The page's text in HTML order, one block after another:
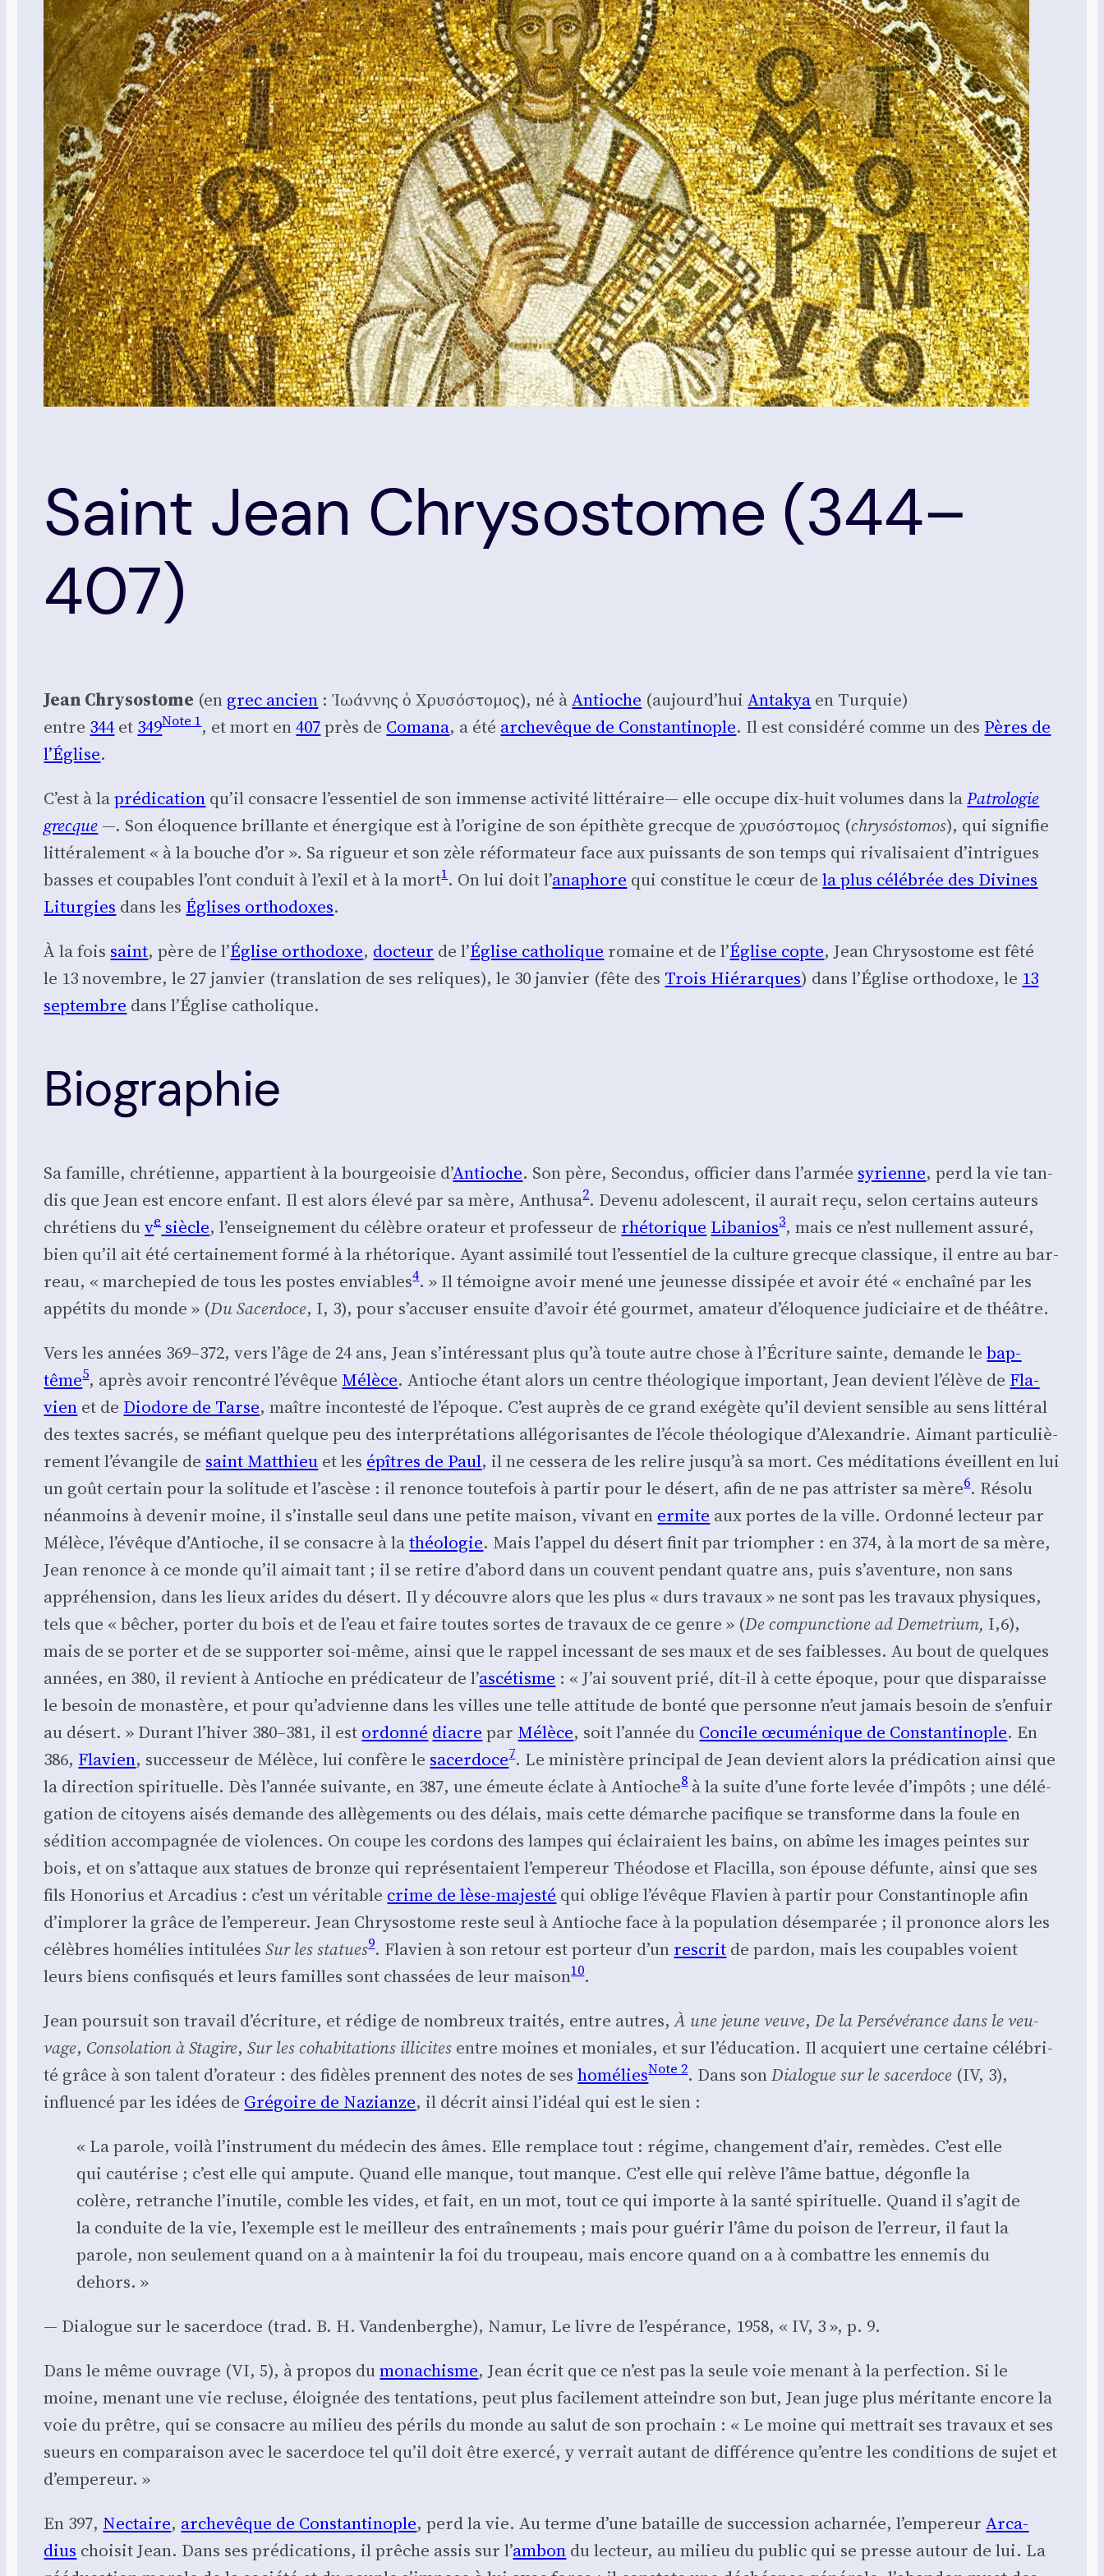
Saint Jean Chrysostome (344–
407)
Jean Chry­so­stome (en grec ancien : Ἰωάννης ὁ Χρυσόστομος), né àAntioche (aujourd’­huiAnta­kya en Tur­quie)
entre 344et 349Note 1, et mort en407près de Coma­na, a été arche­vêque de Constan­ti­nople. Il est consi­dé­ré comme un des Pères de
l’É­glise.
C’est à lapré­di­ca­tion qu’il consacre l’essentiel de son immense acti­vi­té lit­té­raire— elle occupe dix-huit volumes dans laPatro­lo­gie
grecque —. Son élo­quence brillante et éner­gique est à l’o­ri­gine de son épi­thète grecque de χρυσόστομος (chrysó­sto­mos), qui signi­fie
lit­té­ra­le­ment « à la bouche d’or ». Sa rigueur et son zèle réfor­ma­teur face aux puis­sants de son temps qui riva­li­saient d’intrigues
basses et cou­pables l’ont conduit à l’exil et à la mort1. On lui doit l’ana­phore qui consti­tue le cœur dela plus célé­brée des Divines
Litur­gies dans les Églises ortho­doxes.
À la fois saint, père de l’Église ortho­doxe, doc­teur de l’Église catho­lique romaine et de l’Église copte, Jean Chry­so­stome est fêté
le 13 novembre, le 27 jan­vier (trans­la­tion de ses reliques), le 30 jan­vier (fête des Trois Hié­rarques) dans l’Église ortho­doxe, le 13
sep­tembre dans l’Église catho­lique.
Biographie
Sa famille, chré­tienne, appar­tient à la bour­geoi­sie d’Antioche. Son père, Secon­dus, offi­cier dans l’ar­mée syrienne, perd la vie tan­
dis que Jean est encore enfant. Il est alors éle­vé par sa mère, Anthu­sa2. Deve­nu ado­les­cent, il aurait reçu, selon cer­tains auteurs
chré­tiens duvesiècle, l’en­sei­gne­ment du célèbre ora­teur et pro­fes­seur de rhé­to­rique Liba­nios3, mais ce n’est nul­le­ment assu­ré,
bien qu’il ait été cer­tai­ne­ment for­mé à la rhé­to­rique. Ayant assi­mi­lé tout l’essentiel de la culture grecque clas­sique, il entre au bar­
reau, « mar­che­pied de tous les postes enviables4. » Il témoigne avoir mené une jeu­nesse dis­si­pée et avoir été « enchaî­né par les
appé­tits du monde » (Du Sacer­doce, I, 3), pour s’ac­cu­ser ensuite d’a­voir été gour­met, ama­teur d’é­lo­quence judi­ciaire et de théâtre.
Vers les années 369–372, vers l’âge de 24 ans, Jean s’in­té­res­sant plus qu’à toute autre chose à l’Écriture sainte, demande lebap­
tême5, après avoir ren­con­tré l’é­vêque Mélèce. Antioche étant alors un centre théo­lo­gique impor­tant, Jean devient l’é­lève de Fla­
vien et de Dio­dore de Tarse, maître incon­tes­té de l’é­poque. C’est auprès de ce grand exé­gète qu’il devient sen­sible au sens lit­té­ral
des textes sacrés, se méfiant quelque peu des inter­pré­ta­tions allé­go­ri­santes de l’é­cole théo­lo­gique d’A­lexan­drie. Aimant par­ti­cu­liè­
re­ment l’é­van­gile de saint Mat­thieu et les épîtres de Paul, il ne ces­se­ra de les relire jus­qu’à sa mort. Ces médi­ta­tions éveillent en lui
un goût cer­tain pour la soli­tude et l’as­cèse : il renonce tou­te­fois à par­tir pour le désert, afin de ne pas attris­ter sa mère6. Réso­lu
néan­moins à deve­nir moine, il s’ins­talle seul dans une petite mai­son, vivant en ermite aux portes de la ville. Ordon­né lec­teur par
Mélèce, l’é­vêque d’An­tioche, il se consacre à lathéo­lo­gie. Mais l’ap­pel du désert finit par triom­pher : en 374, à la mort de sa mère,
Jean renonce à ce monde qu’il aimait tant ; il se retire d’abord dans un couvent pen­dant quatre ans, puis s’a­ven­ture, non sans
appré­hen­sion, dans les lieux arides du désert. Il y découvre alors que les plus « durs tra­vaux » ne sont pas les tra­vaux phy­siques,
tels que « bêcher, por­ter du bois et de l’eau et faire toutes sortes de tra­vaux de ce genre » (De com­punc­tione ad Deme­trium, I,6),
mais de se por­ter et de se sup­por­ter soi-même, ain­si que le rap­pel inces­sant de ses maux et de ses fai­blesses. Au bout de quelques
années, en 380, il revient à Antioche en pré­di­ca­teur de l’ascé­tisme : « J’ai sou­vent prié, dit-il à cette époque, pour que dis­pa­raisse
le besoin de monas­tère, et pour qu’advienne dans les villes une telle atti­tude de bon­té que per­sonne n’eut jamais besoin de s’enfuir
au désert. » Durant l’hi­ver 380–381, il est ordon­né diacre par Mélèce, soit l’an­née du Concile œcu­mé­nique de Constan­ti­nople. En
386, Fla­vien, suc­ces­seur de Mélèce, lui confère le sacer­doce7. Le minis­tère prin­ci­pal de Jean devient alors la pré­di­ca­tion ain­si que
la direc­tion spi­ri­tuelle. Dès l’année sui­vante, en 387, une émeute éclate à Antioche8à la suite d’une forte levée d’impôts ; une délé­
ga­tion de citoyens aisés demande des allè­ge­ments ou des délais, mais cette démarche paci­fique se trans­forme dans la foule en
sédi­tion accom­pa­gnée de vio­lences. On coupe les cor­dons des lampes qui éclai­raient les bains, on abîme les images peintes sur
bois, et on s’attaque aux sta­tues de bronze qui repré­sen­taient l’empereur Théo­dose et Fla­cil­la, son épouse défunte, ain­si que ses
fils Hono­rius et Arca­dius : c’est un véri­table crime de lèse-majes­té qui oblige l’évêque Fla­vien à par­tir pour Constan­ti­nople afin
d’implorer la grâce de l’empereur. Jean Chry­so­stome reste seul à Antioche face à la popu­la­tion désem­pa­rée ; il pro­nonce alors les
célèbres homé­lies inti­tu­léesSur les sta­tues9. Fla­vien à son retour est por­teur d’un res­crit de par­don, mais les cou­pables voient
leurs biens confis­qués et leurs familles sont chas­sées de leur mai­son10.
Jean pour­suit son tra­vail d’é­cri­ture, et rédige de nom­breux trai­tés, entre autres,À une jeune veuve,De la Per­sé­vé­rance dans le veu­
vage, Conso­la­tion à Sta­gire,Sur les coha­bi­ta­tions illi­cites entre moines et moniales, et sur l’é­du­ca­tion. Il acquiert une cer­taine célé­bri­
té grâce à son talent d’o­ra­teur : des fidèles prennent des notes de seshomé­liesNote 2. Dans sonDia­logue sur le sacer­doce (IV, 3),
influen­cé par les idées de Gré­goire de Nazianze, il décrit ain­si l’i­déal qui est le sien :
« La parole, voi­là l’ins­tru­ment du méde­cin des âmes. Elle rem­place tout : régime, chan­ge­ment d’air, remèdes. C’est elle
qui cau­té­rise ; c’est elle qui ampute. Quand elle manque, tout manque. C’est elle qui relève l’âme bat­tue, dégonfle la
colère, retranche l’i­nu­tile, comble les vides, et fait, en un mot, tout ce qui importe à la san­té spi­ri­tuelle. Quand il s’a­git de
la conduite de la vie, l’exemple est le meilleur des entraî­ne­ments ; mais pour gué­rir l’âme du poi­son de l’er­reur, il faut la
parole, non seule­ment quand on a à main­te­nir la foi du trou­peau, mais encore quand on a à com­battre les enne­mis du
dehors. »
— Dia­logue sur le sacer­doce (trad. B. H. Van­den­ber­ghe), Namur, Le livre de l’es­pé­rance, 1958, « IV, 3 », p. 9.
Dans le même ouvrage (VI, 5), à pro­pos dumona­chisme, Jean écrit que ce n’est pas la seule voie menant à la per­fec­tion. Si le
moine, menant une vie recluse, éloi­gnée des ten­ta­tions, peut plus faci­le­ment atteindre son but, Jean juge plus méri­tante encore la
voie du prêtre, qui se consacre au milieu des périls du monde au salut de son pro­chain : « Le moine qui met­trait ses tra­vaux et ses
sueurs en com­pa­rai­son avec le sacer­doce tel qu’il doit être exer­cé, y ver­rait autant de dif­fé­rence qu’entre les condi­tions de sujet et
d’empereur. »
En 397, Nec­taire, arche­vêque de Constan­ti­nople, perd la vie. Au terme d’une bataille de suc­ces­sion achar­née, l’empereurArca­
dius choi­sit Jean. Dans ses pré­di­ca­tions, il prêche assis sur l’ambon du lec­teur, au milieu du public qui se presse autour de lui. La